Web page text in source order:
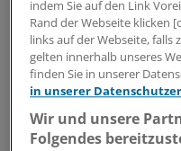
Freiheit als
Fortschritt
Seit 50 Jahren zeichnet
aus, die neue Wege
wissenschaftliche
und welche Arbeiten
ANZEIGE|Jung-Stiftung für
indem Sie auf den Link
Rand der Webseite klicken
links auf der Webseite,
gelten innerhalb unseres
finden Sie in unserer
in unserer
Wir und unsere
Folgendes